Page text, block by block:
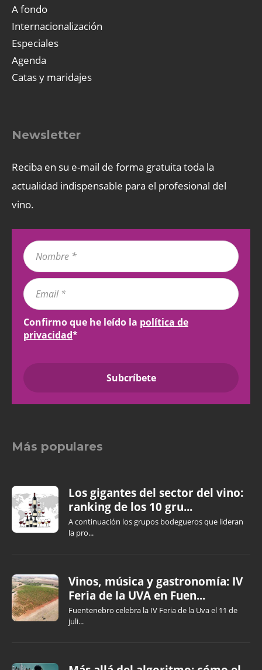
A fondo
Internacionalización
Especiales
Agenda
Catas y maridajes
Newsletter
Reciba en su e-mail de forma gratuita toda la
actualidad indispensable para el profesional del
vino.
Confirmo que he leído la política de
privacidad*
Más populares
Los gigantes del sector del vino:
ranking de los 10 gru...
A continuación los grupos bodegueros que lideran
la pro...
Vinos, música y gastronomía: IV
Feria de la UVA en Fuen...
Fuentenebro celebra la IV Feria de la Uva el 11 de
juli...